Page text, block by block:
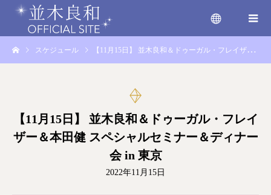
menu
スケジュール 【11月15日】 並木良和＆ドゥーガル・フレイザー＆本田健 スペシャルセミナー＆ディナー会 in 東京
【11月15日】 並木良和＆ドゥーガル・フレイ
ザー＆本田健 スペシャルセミナー＆ディナー
会 in 東京
2022年11月15日